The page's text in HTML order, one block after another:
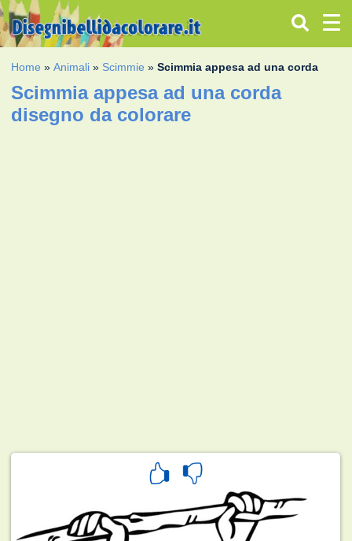
Home »Animali » Scimmie »Scimmia appesa ad una corda
Scimmia appesa ad una corda
disegno da colorare